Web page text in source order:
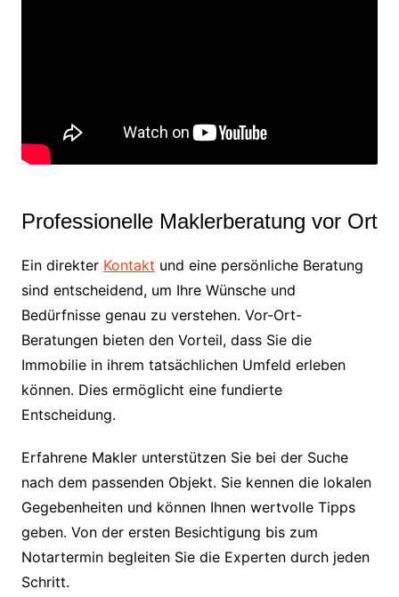
Professionelle Maklerberatung vor Ort
Ein direkter Kontakt und eine persönliche Beratung
sind entscheidend, um Ihre Wünsche und
Bedürfnisse genau zu verstehen. Vor-Ort-
Beratungen bieten den Vorteil, dass Sie die
Immobilie in ihrem tatsächlichen Umfeld erleben
können. Dies ermöglicht eine fundierte
Entscheidung.
Erfahrene Makler unterstützen Sie bei der Suche
nach dem passenden Objekt. Sie kennen die lokalen
Gegebenheiten und können Ihnen wertvolle Tipps
geben. Von der ersten Besichtigung bis zum
Notartermin begleiten Sie die Experten durch jeden
Schritt.